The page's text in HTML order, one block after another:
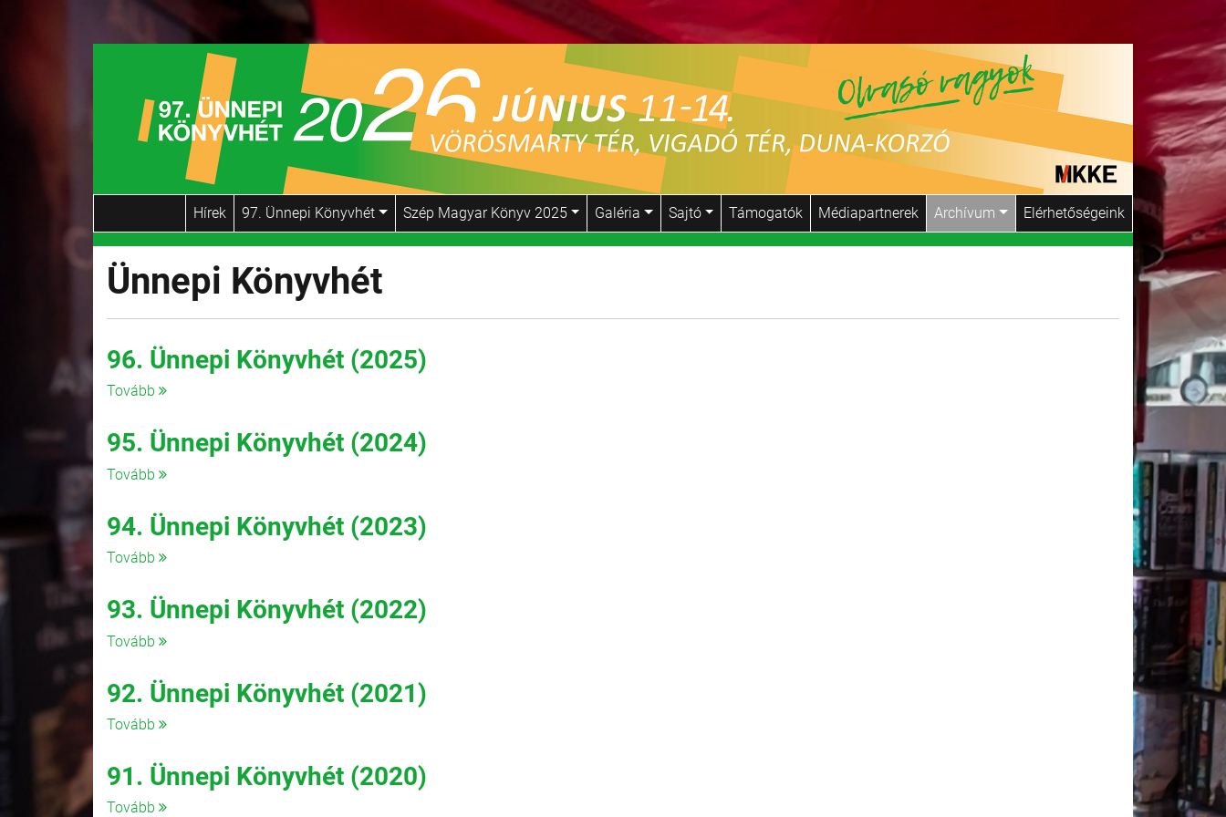
Hírek 97. Ünnepi Könyvhét Szép Magyar Könyv 2025 Galéria Sajtó Támogatók Médiapartnerek Archívum Elérhetőségeink
Ünnepi Könyvhét
96. Ünnepi Könyvhét (2025)
Tovább
95. Ünnepi Könyvhét (2024)
Tovább
94. Ünnepi Könyvhét (2023)
Tovább
93. Ünnepi Könyvhét (2022)
Tovább
92. Ünnepi Könyvhét (2021)
Tovább
91. Ünnepi Könyvhét (2020)
Tovább